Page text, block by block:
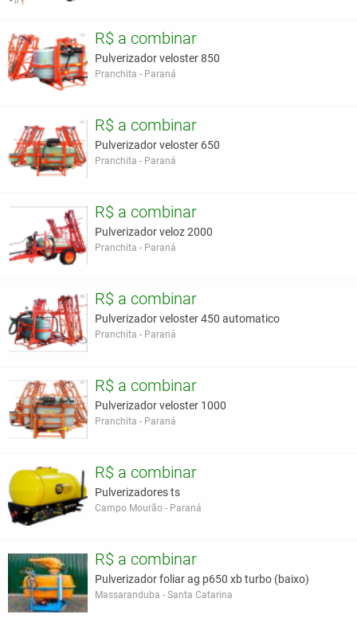
R$ a combinar
Pulverizador veloster 850
Pranchita - Paraná
R$ a combinar
Pulverizador veloster 650
Pranchita - Paraná
R$ a combinar
Pulverizador veloz 2000
Pranchita - Paraná
R$ a combinar
Pulverizador veloster 450 automatico
Pranchita - Paraná
R$ a combinar
Pulverizador veloster 1000
Pranchita - Paraná
R$ a combinar
Pulverizadores ts
Campo Mourão - Paraná
R$ a combinar
Pulverizador foliar ag p650 xb turbo (baixo)
Massaranduba - Santa Catarina